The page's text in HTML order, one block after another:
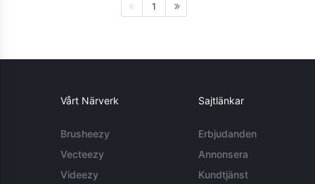
1
Vårt Närverk
Brusheezy
Vecteezy
Videezy
Sajtlänkar
Erbjudanden
Annonsera
Kundtjänst